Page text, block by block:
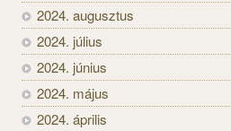
2024. augusztus
2024. július
2024. június
2024. május
2024. április